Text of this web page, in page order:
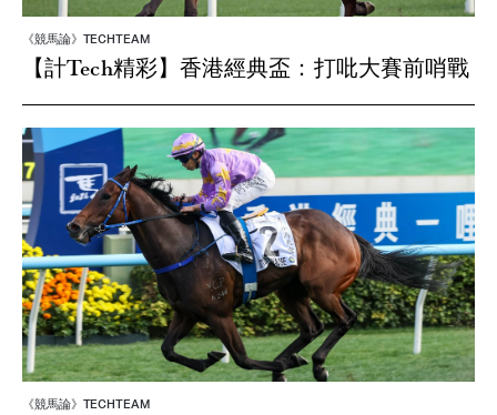
《競馬論》TECHTEAM
【計Tech精彩】香港經典盃：打吡大賽前哨戰
《競馬論》TECHTEAM